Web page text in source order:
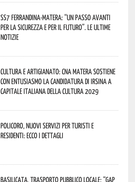
SS7 Ferrandina-Matera: “Un passo avanti
per la sicurezza e per il futuro”. Le ultime
notizie
Cultura e Artigianato: CNA Matera sostiene
con entusiasmo la candidatura di Irsina a
Capitale Italiana della Cultura 2029
Policoro, nuovi servizi per turisti e
residenti: ecco i dettagli
Basilicata, trasporto pubblico locale: “Gap